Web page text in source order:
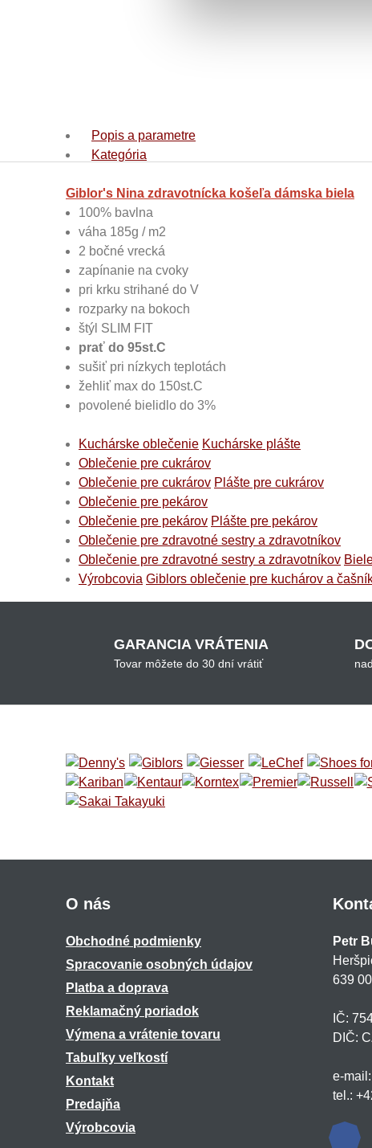
Popis a parametre
Kategória
Giblor's Nina zdravotnícka košeľa dámska biela
100% bavlna
váha 185g / m2
2 bočné vrecká
zapínanie na cvoky
pri krku strihané do V
rozparky na bokoch
štýl SLIM FIT
prať do 95st.C
sušiť pri nízkych teplotách
žehliť max do 150st.C
povolené bielidlo do 3%
Kuchárske oblečenie Kuchárske plášte
Oblečenie pre cukrárov
Oblečenie pre cukrárov Plášte pre cukrárov
Oblečenie pre pekárov
Oblečenie pre pekárov Plášte pre pekárov
Oblečenie pre zdravotné sestry a zdravotníkov
Oblečenie pre zdravotné sestry a zdravotníkov
Výrobcovia Giblors oblečenie pre kuchárov a
GARANCIA VRÁTENIA
Tovar môžete do 30 dní vrátiť
O nás
Obchodné podmienky
Spracovanie osobných údajov
Platba a doprava
Reklamačný poriadok
Výmena a vrátenie tovaru
Tabuľky veľkostí
Kontakt
Predajňa
Výrobcovia
Petr
639
IČ:
DIČ:
e-
tel.: